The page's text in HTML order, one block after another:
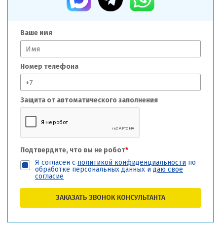
Ваше имя
Номер телефона
Защита от автоматического заполнения
Подтвердите, что вы не робот*
Я согласен с политикой конфиденциальности по
обработке персональных данных и даю свое
согласие
ЗАКАЗАТЬ ЗВОНОК КОНСУЛЬТАНТА